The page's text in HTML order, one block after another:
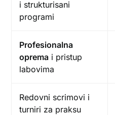
i strukturisani
programi
Profesionalna
oprema i pristup
labovima
Redovni scrimovi i
turniri za praksu